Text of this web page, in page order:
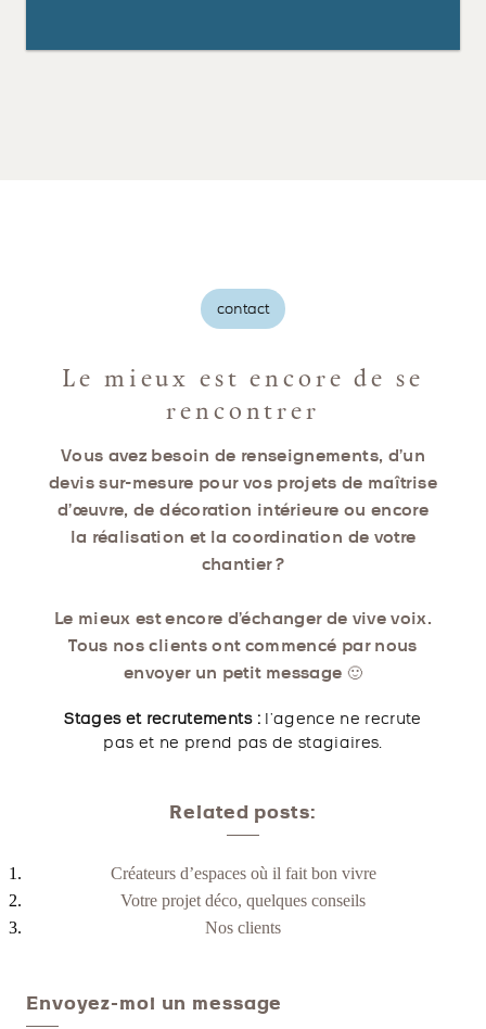
contact
Le mieux est encore de se
rencontrer
Vous avez besoin de renseignements, d’un
devis sur-mesure pour vos projets de maîtrise
d’œuvre, de décoration intérieure ou encore
la réalisation et la coordination de votre
chantier ?
Le mieux est encore d’échanger de vive voix.
Tous nos clients ont commencé par nous
envoyer un petit message 🙂
Stages et recrutements : l’agence ne recrute
pas et ne prend pas de stagiaires.
Related posts:
Créateurs d’espaces où il fait bon vivre
Votre projet déco, quelques conseils
Nos clients
Envoyez-moi un message